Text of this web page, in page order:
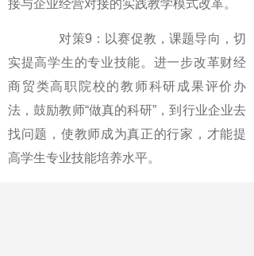
接与企业经营对接的实践教学模式改革。
对策9：以赛促教，课题导向，切
实提高学生的专业技能。进一步改革财经
商贸类高职院校的教师科研成果评价办
法，鼓励教师“做真的科研”，到行业企业去
找问题，使教师成为真正的行家，才能提
高学生专业技能培养水平。